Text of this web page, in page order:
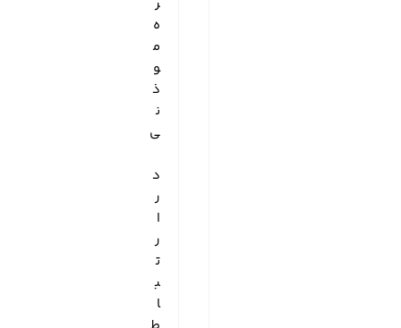
ه
م
و
ذ
ن
ی
د
ر
ا
ر
ت
ب
ا